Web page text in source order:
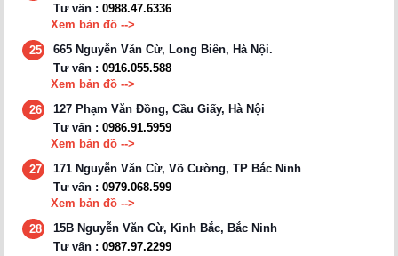
Tư vấn : 0988.47.6336
Xem bản đồ -->
25
665 Nguyễn Văn Cừ, Long Biên, Hà Nội.
Tư vấn : 0916.055.588
Xem bản đồ -->
26
127 Phạm Văn Đồng, Cầu Giấy, Hà Nội
Tư vấn : 0986.91.5959
Xem bản đồ -->
27
171 Nguyễn Văn Cừ, Võ Cường, TP Bắc Ninh
Tư vấn : 0979.068.599
Xem bản đồ -->
28
15B Nguyễn Văn Cừ, Kinh Bắc, Bắc Ninh
Tư vấn : 0987.97.2299